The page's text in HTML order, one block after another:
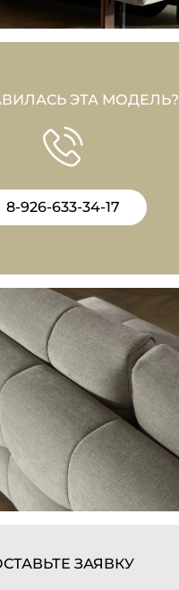
ЭТА МОДЕЛЬ?
8-926-633-34-17
ЗАЯВКУ